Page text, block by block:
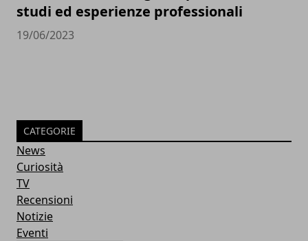
studi ed esperienze professionali
19/06/2023
CATEGORIE
News
Curiosità
TV
Recensioni
Notizie
Eventi